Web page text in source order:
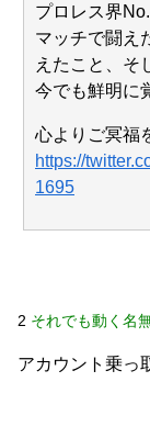
【物議】辻希
製造」大激論ｗ
元AKB社長
パチンコ京楽産
元AKB社長、
プロレス界
マッチで闘え
えたこと、そ
今でも鮮明に
心よりご冥福
https://
1695
2 それでも動く名
アカウント乗っ